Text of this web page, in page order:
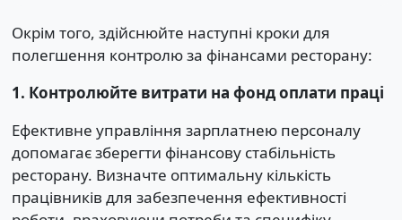
Окрім того, здійснюйте наступні кроки для
полегшення контролю за фінансами ресторану:
1. Контролюйте витрати на фонд оплати праці
Ефективне управління зарплатнею персоналу
допомагає зберегти фінансову стабільність
ресторану. Визначте оптимальну кількість
працівників для забезпечення ефективності